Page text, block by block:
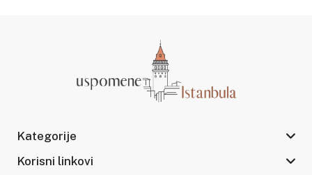
Kategorije
Korisni linkovi